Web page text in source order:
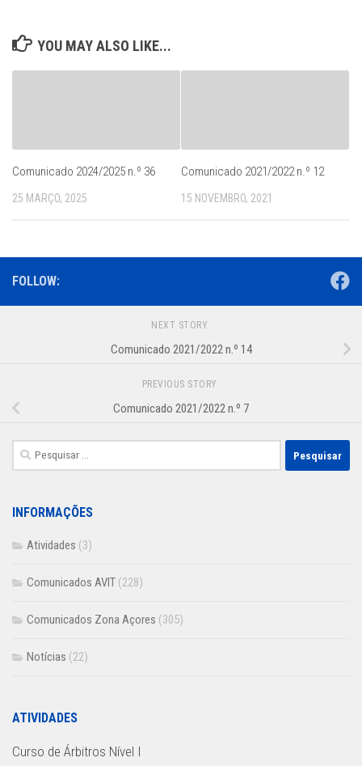
YOU MAY ALSO LIKE...
Comunicado 2024/2025 n.º 36
25 MARÇO, 2025
Comunicado 2021/2022 n.º 12
15 NOVEMBRO, 2021
FOLLOW:
NEXT STORY
Comunicado 2021/2022 n.º 14
PREVIOUS STORY
Comunicado 2021/2022 n.º 7
Pesquisar
por:
INFORMAÇÕES
Atividades (3)
Comunicados AVIT (228)
Comunicados Zona Açores (305)
Notícias (22)
ATIVIDADES
Curso de Árbitros Nível I